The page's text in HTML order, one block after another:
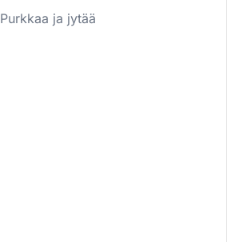
Purkkaa ja jytää